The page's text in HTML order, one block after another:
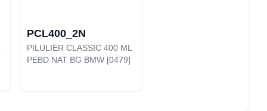
PCL400_2N
PILULIER CLASSIC 400 ML
PEBD NAT BG BMW [0479]